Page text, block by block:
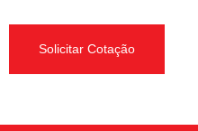
Solicitar Cotação